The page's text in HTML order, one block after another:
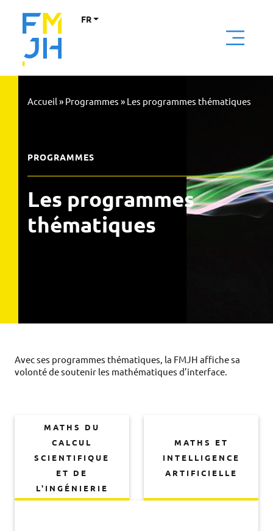
FR
Accueil » Programmes » Les programmes thématiques
PROGRAMMES
Les programmes
thématiques
Avec ses programmes thématiques, la FMJH affiche sa
volonté de soutenir les mathématiques d’interface.
MATHS DU
CALCUL
SCIENTIFIQUE
ET DE
L'INGÉNIERIE
MATHS ET
INTELLIGENCE
ARTIFICIELLE